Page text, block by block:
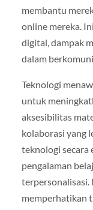
membantu
online mereka.
digital, dampak
dalam
Teknologi
untuk
aksesibilitas
kolaborasi yang
teknologi secara
pengalaman
terpersonalisasi.
memperhatikan